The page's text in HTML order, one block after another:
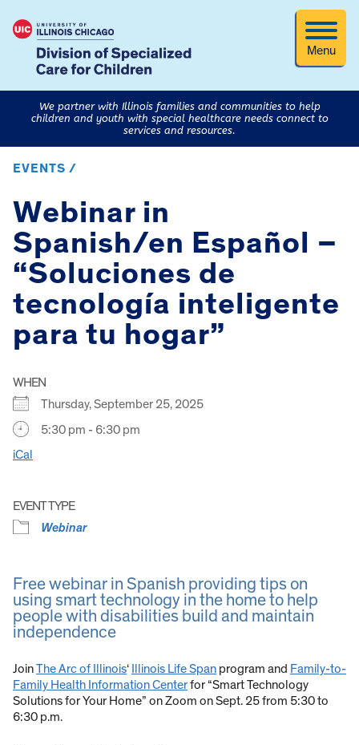
Menu
We partner with Illinois families and communities to help
children and youth with special healthcare needs connect to
services and resources.
EVENTS /
Webinar in
Spanish/en Español –
“Soluciones de
tecnología inteligente
para tu hogar”
WHEN
Thursday, September 25, 2025
5:30 pm - 6:30 pm
iCal
EVENT TYPE
Webinar
Free webinar in Spanish providing tips on
using smart technology in the home to help
people with disabilities build and maintain
independence
JoinThe Arc of Illinois‘ Illinois Life Span program and Family-to-
Family Health Information Centerfor “Smart Technology
Solutions for Your Home” on Zoom on Sept. 25 from 5:30 to
6:30 p.m.